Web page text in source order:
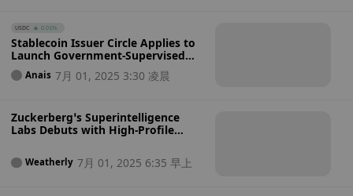
USDC 0.01%
Stablecoin Issuer Circle Applies to
Launch Government-Supervised
Crypto Bank Just Weeks After
Record IPO: Is This the Future of
Anais 7月 01, 2025 3:30 凌晨
Zuckerberg’s Superintelligence
Labs Debuts with High-Profile
Catch Up and Dominate the AI
Race?Weatherly 7月 01, 2025 6:35 早上